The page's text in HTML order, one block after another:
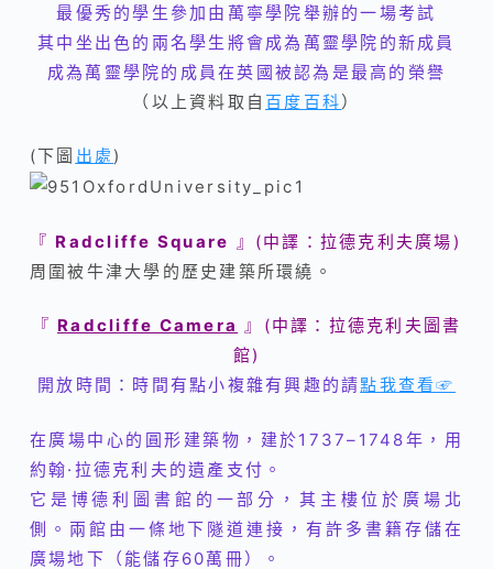
最優秀的學生參加由萬寧學院舉辦的一場考試
其中坐出色的兩名學生將會成為萬靈學院的新成員
成為萬靈學院的成員在英國被認為是最高的榮譽
（以上資料取自 百度百科）
(下圖 出處 )
『 Radcliffe Square 』(中譯：拉德克利夫廣場)
周圍被牛津大學的歷史建築所環繞。
『 Radcliffe Camera 』(中譯： 拉德克利夫圖書
館)
開放時間：時間有點小複雜有興趣的請點我查看☞
在廣場中心的圓形建築物，建於1737–1748年，用
約翰·拉德克利夫的遺產支付。
它是博德利圖書館的一部分，其主樓位於廣場北
側。兩館由一條地下隧道連接，有許多書籍存儲在
廣場地下（能儲存60萬冊）。